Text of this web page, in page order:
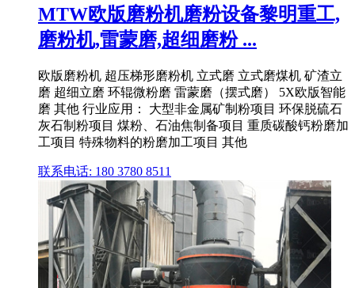
MTW欧版磨粉机磨粉设备黎明重工,
磨粉机,雷蒙磨,超细磨粉 ...
欧版磨粉机 超压梯形磨粉机 立式磨 立式磨煤机 矿渣立
磨 超细立磨 环辊微粉磨 雷蒙磨（摆式磨） 5X欧版智能
磨 其他 行业应用： 大型非金属矿制粉项目 环保脱硫石
灰石制粉项目 煤粉、石油焦制备项目 重质碳酸钙粉磨加
工项目 特殊物料的粉磨加工项目 其他
联系电话: 180 3780 8511